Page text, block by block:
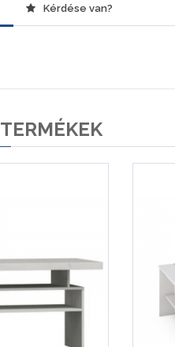
Kérdése van?
TERMÉKEK